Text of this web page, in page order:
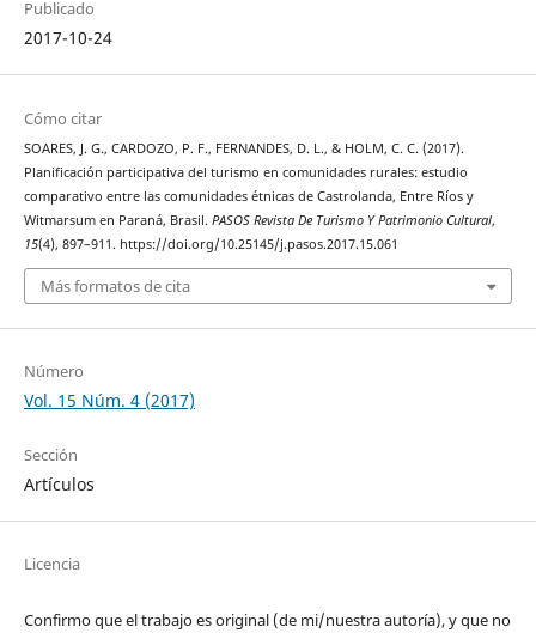
Publicado
2017-10-24
Cómo citar
SOARES, J. G., CARDOZO, P. F., FERNANDES, D. L., & HOLM, C. C. (2017).
Planificación participativa del turismo en comunidades rurales: estudio
comparativo entre las comunidades étnicas de Castrolanda, Entre Ríos y
Witmarsum en Paraná, Brasil. PASOS Revista De Turismo Y Patrimonio Cultural,
15(4), 897–911. https://doi.org/10.25145/j.pasos.2017.15.061
Más formatos de cita
Número
Vol. 15 Núm. 4 (2017)
Sección
Artículos
Licencia
Confirmo que el trabajo es original (de mi/nuestra autoría), y que no